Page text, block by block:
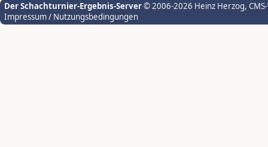
Der Schachturnier-Ergebnis-Server© 2006-2026 Heinz Herzog,
Impressum / Nutzungsbedingungen